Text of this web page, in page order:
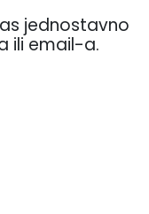
jednostavno
ili email-a.